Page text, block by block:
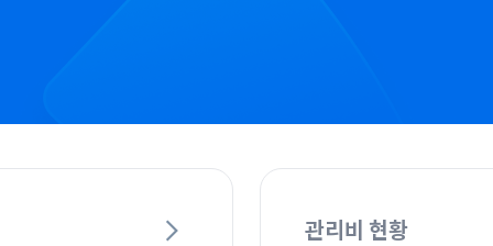
관리비 현황